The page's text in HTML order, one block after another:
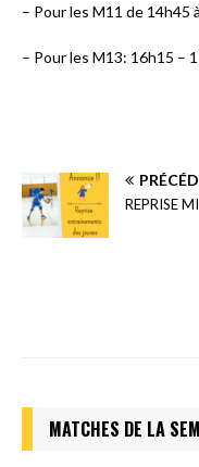
– Pour les M11 de 14h45
– Pour les M13: 16h15 –
REPRISE
MATCHES DE LA